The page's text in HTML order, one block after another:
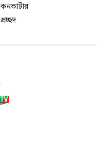
কনভার্টার
প্রচ্ছদ